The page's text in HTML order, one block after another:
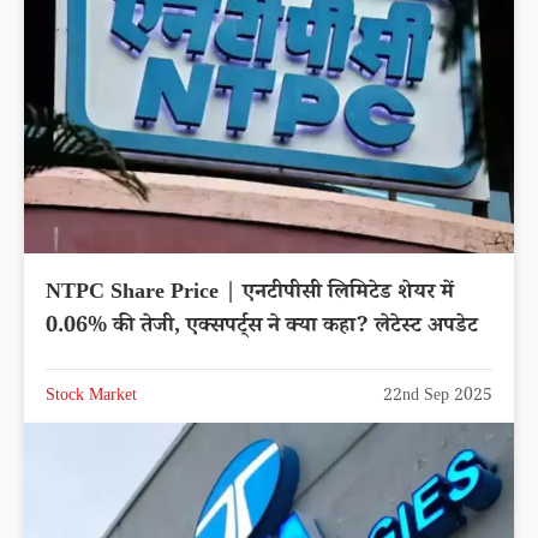
NTPC Share Price | एनटीपीसी लिमिटेड शेयर में
0.06% की तेजी, एक्सपर्ट्स ने क्या कहा? लेटेस्ट अपडेट
Stock Market 22nd Sep 2025